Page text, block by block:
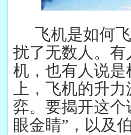
飞机是如何
扰了无数人。
机，也有人说是
上，飞机的升
弈。要揭开这
眼金睛”，以及